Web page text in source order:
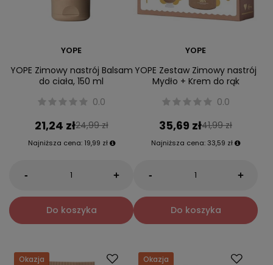
YOPE
YOPE Zimowy nastrój Balsam
do ciała, 150 ml
0.0
21,24 zł24,99 zł
Najniższa cena: 19,99 zł
- +
Do koszyka
YOPE
YOPE Zestaw Zimowy nastrój
Mydło + Krem do rąk
0.0
35,69 zł41,99 zł
Najniższa cena: 33,59 zł
- +
Do koszyka
Okazja Okazja